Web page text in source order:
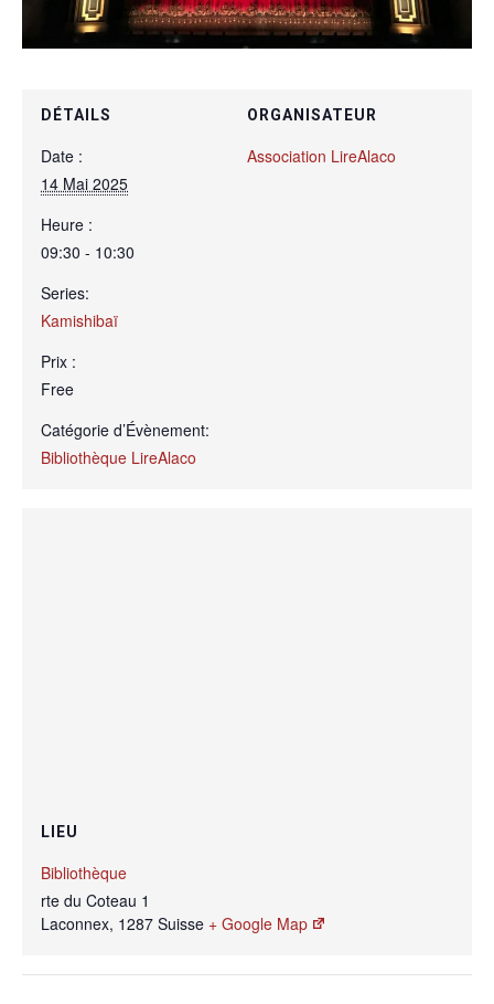
DÉTAILS
Date :
14 Mai 2025
Heure :
09:30 - 10:30
Series:
Kamishibaï
Prix :
Free
Catégorie d’Évènement:
Bibliothèque LireAlaco
ORGANISATEUR
Association LireAlaco
LIEU
Bibliothèque
rte du Coteau 1
Laconnex, 1287 Suisse + Google Map